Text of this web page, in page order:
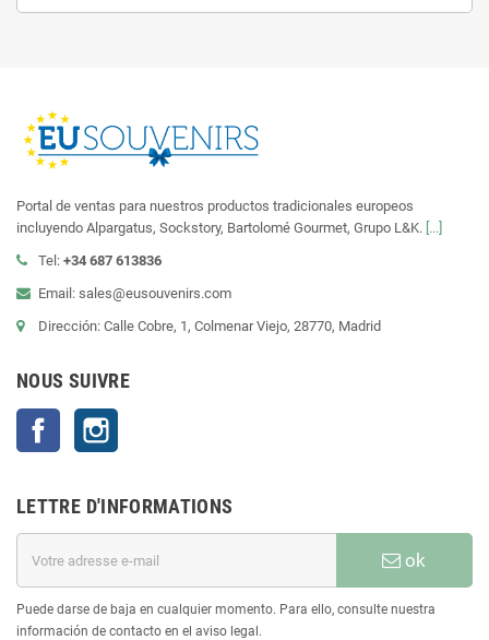
Portal de ventas para nuestros productos tradicionales europeos
incluyendo Alpargatus, Sockstory, Bartolomé Gourmet, Grupo L&K. [...]
Tel: +34 687 613836
Email: sales@eusouvenirs.com
Dirección: Calle Cobre, 1, Colmenar Viejo, 28770, Madrid
NOUS SUIVRE
Facebook
LETTRE D'INFORMATIONS
ok
Puede darse de baja en cualquier momento. Para ello, consulte nuestra
información de contacto en el aviso legal.